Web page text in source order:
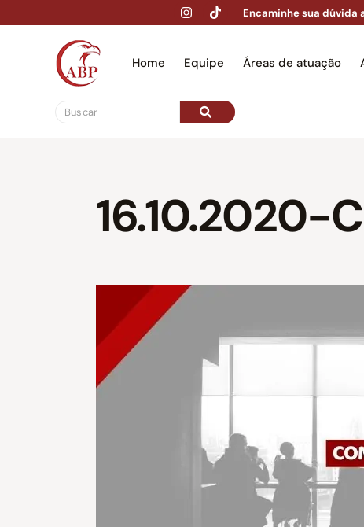
Encaminhe sua dúvida
Home Equipe Áreas de atuação
16.10.2020-